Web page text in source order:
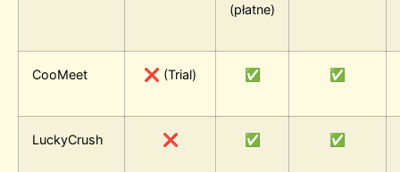
(płatne)
CooMeet ❌ (Trial) ✅ ✅
LuckyCrush ❌ ✅ ✅